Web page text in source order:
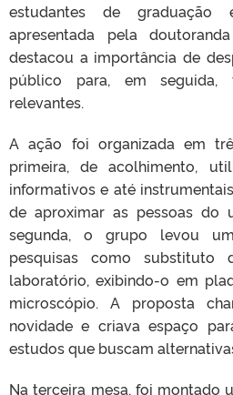
estudantes de graduação
apresentada pela
destacou a importância de
público para, em seguida,
relevantes.
A ação foi organizada em
primeira, de acolhimento,
informativos e até
de aproximar as pessoas do
segunda, o grupo levou
pesquisas como substituto
laboratório, exibindo-o em
microscópio. A proposta
novidade e criava espaço
estudos que buscam
Na terceira mesa, foi montado